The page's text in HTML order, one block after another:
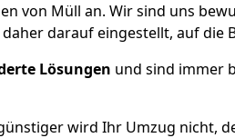
von Müll an. Wir sind uns
daher darauf eingestellt, auf die
Lösungen und sind immer
wird Ihr Umzug nicht,